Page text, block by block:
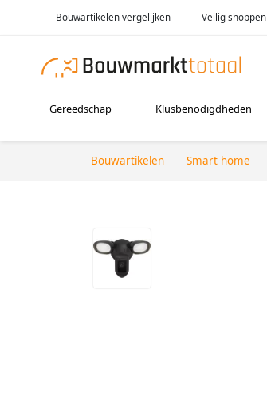
Bouwartikelen vergelijken Veilig shoppen
Gereedschap Klusbenodigdheden
Bouwartikelen Smart home